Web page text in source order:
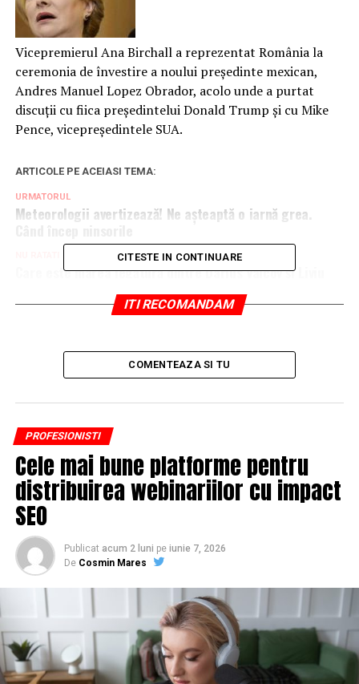
Vicepremierul Ana Birchall a reprezentat România la
ceremonia de învestire a noului președinte mexican,
Andres Manuel Lopez Obrador, acolo unde a purtat
discuții cu fiica președintelui Donald Trump și cu Mike
Pence, vicepreședintele SUA.
ARTICOLE PE ACEIASI TEMA:
URMATORUL
Meteorologii avertizează! Ne așteaptă o iarnă grea.
Care este marea legătură dintre Darius Vâlcov și Liviu
CITESTE IN CONTINUARE
ITI RECOMANDAM
COMENTEAZA SI TU
PROFESIONISTI
Cele mai bune platforme pentru
distribuirea webinariilor cu impact
SEO
Publicat acum 2 luni pe iunie 7, 2026
De Cosmin Mares